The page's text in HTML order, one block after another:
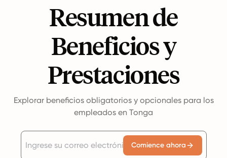
Resumen de
Beneficios y
Prestaciones
Explorar beneficios obligatorios y opcionales para los
empleados en Tonga
Comience ahora